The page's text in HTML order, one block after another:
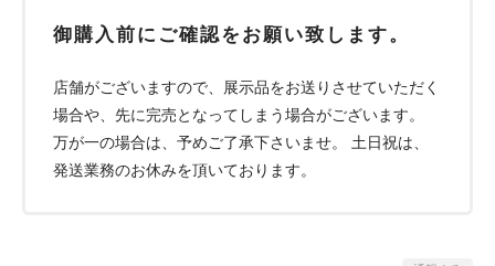
御購入前にご確認をお願い致します。
店舗がございますので、展示品をお送りさせていただく
場合や、先に完売となってしまう場合がございます。
万が一の場合は、予めご了承下さいませ。 土日祝は、
発送業務のお休みを頂いております。